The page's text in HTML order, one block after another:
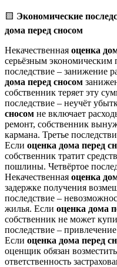
🟨 Экономические
дома перед сносом
Некачественная оценка
серьёзным экономическим
последствие – занижение
дома перед сносом
собственник теряет эту
последствие – неучёт
сносом не включает
ремонт, собственник
кармана. Третье
Если оценка дома перед
собственник тратит
пошлины. Четвёртое
Некачественная оценка
задержке получения
последствие –
жилья. Если оценка дома
собственник не может
последствие –
Если оценка дома перед
оценщик обязан
ответственность